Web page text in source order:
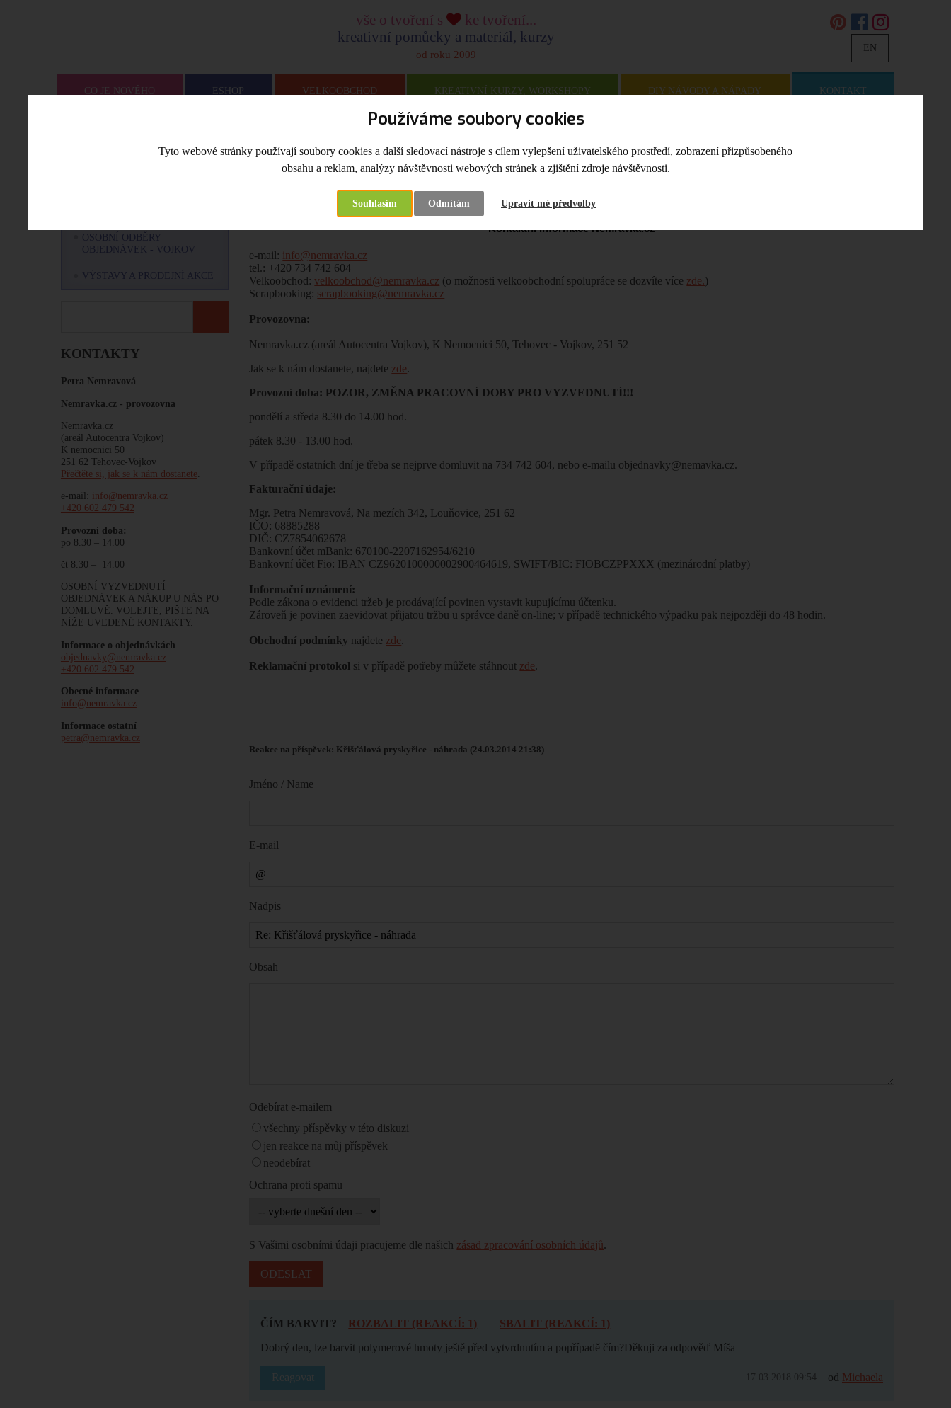
Používáme soubory cookies
Tyto webové stránky používají soubory cookies a další sledovací nástroje s cílem vylepšení uživatelského prostředí, zobrazení přizpůsobeného
obsahu a reklam, analýzy návštěvnosti webových stránek a zjištění zdroje návštěvnosti.
Souhlasím Odmítám Upravit mé předvolby
vše o tvoření s
ke tvoření...
kreativní pomůcky a materiál, kurzy
od roku 2009
EN
CO JE NOVÉHO ESHOP VELKOOBCHOD KREATIVNÍ KURZY, WORKSHOPY DIY NÁVODY A NÁPADY KONTAKT
OSOBNÍ ODBĚRY
OBJEDNÁVEK - VOJKOV
VÝSTAVY A PRODEJNÍ AKCE
KONTAKTY
Petra Nemravová
Nemravka.cz - provozovna
Nemravka.cz
(areál Autocentra Vojkov)
K nemocnici 50
251 62 Tehovec-Vojkov
Přečtěte si, jak se k nám dostanete.
e-mail: info@nemravka.cz
+420 602 479 542
Provozní doba:
po 8.30 – 14.00
čt 8.30 – 14.00
OSOBNÍ VYZVEDNUTÍ
OBJEDNÁVEK A NÁKUP U NÁS PO
DOMLUVĚ. VOLEJTE, PIŠTE NA
NÍŽE UVEDENÉ KONTAKTY.
Informace o objednávkách
objednavky@nemravka.cz
+420 602 479 542
Obecné informace
info@nemravka.cz
Informace ostatní
petra@nemravka.cz
Kontaktní informace Nemravka.cz
e-mail: info@nemravka.cz
tel.: +420 734 742 604
Velkoobchod: velkoobchod@nemravka.cz (o možnosti velkoobchodní spolupráce se dozvíte více zde.)
Scrapbooking: scrapbooking@nemravka.cz
Provozovna:
Nemravka.cz (areál Autocentra Vojkov), K Nemocnici 50, Tehovec - Vojkov, 251 52
Jak se k nám dostanete, najdete zde.
Provozní doba: POZOR, ZMĚNA PRACOVNÍ DOBY PRO VYZVEDNUTÍ!!!
pondělí a středa 8.30 do 14.00 hod.
pátek 8.30 - 13.00 hod.
V případě ostatních dní je třeba se nejprve domluvit na 734 742 604, nebo e-mailu objednavky@nemavka.cz.
Fakturační údaje:
Mgr. Petra Nemravová, Na mezích 342, Louňovice, 251 62
IČO: 68885288
DIČ: CZ7854062678
Bankovní účet mBank: 670100-2207162954/6210
Bankovní účet Fio: IBAN CZ9620100000002900464619, SWIFT/BIC: FIOBCZPPXXX (mezinárodní platby)
Informační oznámení:
Podle zákona o evidenci tržeb je prodávající povinen vystavit kupujícímu účtenku.
Zároveň je povinen zaevidovat přijatou tržbu u správce daně on-line; v případě technického výpadku pak nejpozději do 48 hodin.
Obchodní podmínky najdete zde.
Reklamační protokol si v případě potřeby můžete stáhnout zde.
Reakce na příspěvek: Křišťálová pryskyřice - náhrada (24.03.2014 21:38)
Jméno / Name
E-mail
Nadpis
Obsah
Odebírat e-mailem
všechny příspěvky v této diskuzi
jen reakce na můj příspěvek
neodebírat
Ochrana proti spamu
S Vašimi osobními údaji pracujeme dle našich zásad zpracování osobních údajů.
ČÍM BARVIT? ROZBALIT (REAKCÍ: 1)
SBALIT (REAKCÍ: 1)
Dobrý den, lze barvit polymerové hmoty ještě před vytvrdnutím a popřípadě čím?Děkuji za odpověď Míša
Reagovat 17.03.2018 09:54 od Michaela